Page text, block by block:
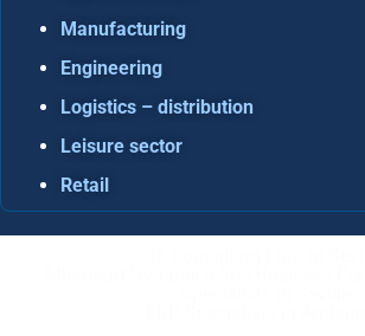
Manufacturing
Engineering
Logistics – distribution
Leisure sector
Retail